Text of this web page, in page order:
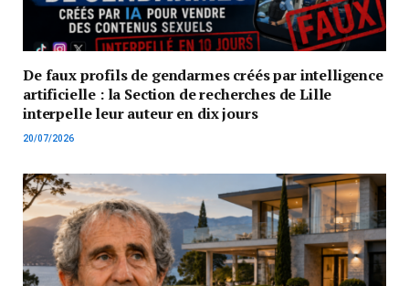
De faux profils de gendarmes créés par intelligence
artificielle : la Section de recherches de Lille
interpelle leur auteur en dix jours
20/07/2026